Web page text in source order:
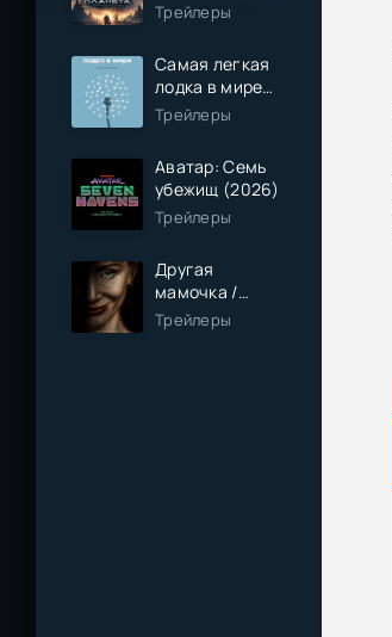
Трейлеры
Самая легкая
лодка в мире
(2026)
Трейлеры
Аватар: Семь
убежищ (2026)
Трейлеры
Другая
мамочка /
Чужая мама
(2026)
Трейлеры